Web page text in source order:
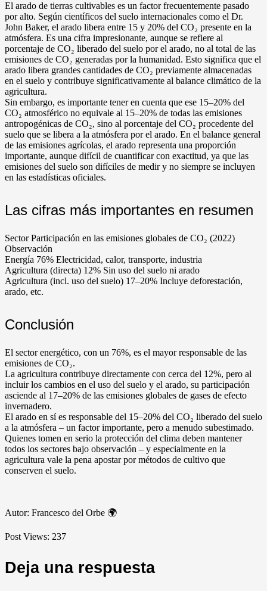
El arado de tierras cultivables es un factor frecuentemente pasado
por alto. Según científicos del suelo internacionales como el Dr.
John Baker, el arado libera entre 15 y 20% del CO₂ presente en la
atmósfera. Es una cifra impresionante, aunque se refiere al
porcentaje de CO₂ liberado del suelo por el arado, no al total de las
emisiones de CO₂ generadas por la humanidad. Esto significa que el
arado libera grandes cantidades de CO₂ previamente almacenadas
en el suelo y contribuye significativamente al balance climático de la
agricultura.
Sin embargo, es importante tener en cuenta que ese 15–20% del
CO₂ atmosférico no equivale al 15–20% de todas las emisiones
antropogénicas de CO₂, sino al porcentaje del CO₂ procedente del
suelo que se libera a la atmósfera por el arado. En el balance general
de las emisiones agrícolas, el arado representa una proporción
importante, aunque difícil de cuantificar con exactitud, ya que las
emisiones del suelo son difíciles de medir y no siempre se incluyen
en las estadísticas oficiales.
Las cifras más importantes en resumen
Sector Participación en las emisiones globales de CO₂ (2022)
Observación
Energía 76% Electricidad, calor, transporte, industria
Agricultura (directa) 12% Sin uso del suelo ni arado
Agricultura (incl. uso del suelo) 17–20% Incluye deforestación,
arado, etc.
Conclusión
El sector energético, con un 76%, es el mayor responsable de las
emisiones de CO₂.
La agricultura contribuye directamente con cerca del 12%, pero al
incluir los cambios en el uso del suelo y el arado, su participación
asciende al 17–20% de las emisiones globales de gases de efecto
invernadero.
El arado en sí es responsable del 15–20% del CO₂ liberado del suelo
a la atmósfera – un factor importante, pero a menudo subestimado.
Quienes tomen en serio la protección del clima deben mantener
todos los sectores bajo observación – y especialmente en la
agricultura vale la pena apostar por métodos de cultivo que
conserven el suelo.
Autor: Francesco del Orbe 🌍
Post Views: 237
Deja una respuesta